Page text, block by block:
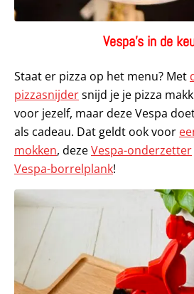
Vespa’s in de
Staat er pizza op het menu? Met
pizzasnijdersnijd je je pizza
voor jezelf, maar deze Vespa
als cadeau. Dat geldt ook voor
mokken, dezeVespa-onderzetter
Vespa-borrelplank!